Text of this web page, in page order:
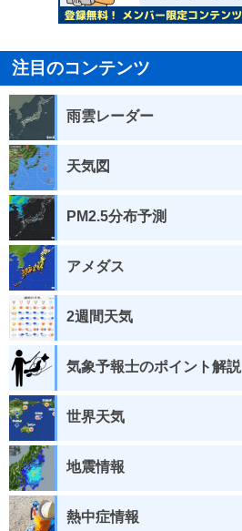
注目のコンテンツ
雨雲レーダー
天気図
PM2.5分布予測
アメダス
2週間天気
気象予報士のポイント解説
世界天気
地震情報
熱中症情報